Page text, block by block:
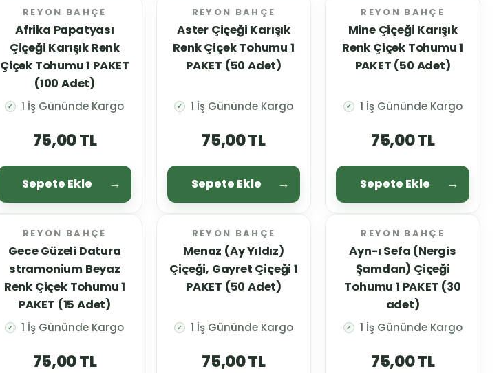
REYON BAHÇE
Afrika Papatyası
Çiçeği Karışık Renk
Çiçek Tohumu 1 PAKET
(100 Adet)
✓ 1 İş Gününde Kargo
75,00 TL
Sepete Ekle
REYON BAHÇE
Aster Çiçeği Karışık
Renk Çiçek Tohumu 1
PAKET (50 Adet)
✓ 1 İş Gününde Kargo
75,00 TL
Sepete Ekle
REYON BAHÇE
Mine Çiçeği Karışık
Renk Çiçek Tohumu 1
PAKET (50 Adet)
✓ 1 İş Gününde Kargo
75,00 TL
Sepete Ekle
REYON BAHÇE
Gece Güzeli Datura
stramonium Beyaz
Renk Çiçek Tohumu 1
PAKET (15 Adet)
✓ 1 İş Gününde Kargo
75,00 TL
REYON BAHÇE
Menaz (Ay Yıldız)
Çiçeği, Gayret Çiçeği 1
PAKET (50 Adet)
✓ 1 İş Gününde Kargo
75,00 TL
REYON BAHÇE
Ayn-ı Sefa (Nergis
Şamdan) Çiçeği
Tohumu 1 PAKET (30
adet)
✓ 1 İş Gününde Kargo
75,00 TL